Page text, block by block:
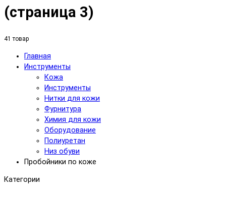
(страница 3)
41 товар
Главная
Инструменты
Кожа
Инструменты
Нитки для кожи
Фурнитура
Химия для кожи
Оборудование
Полиуретан
Низ обуви
Пробойники по коже
Категории